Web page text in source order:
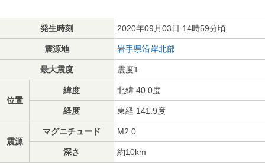
発生時刻 2020年09月03日 14時59分頃
震源地 岩手県沿岸北部
最大震度 震度1
位置
緯度 北緯 40.0度
経度 東経 141.9度
震源
マグニチュード M2.0
深さ 約10km